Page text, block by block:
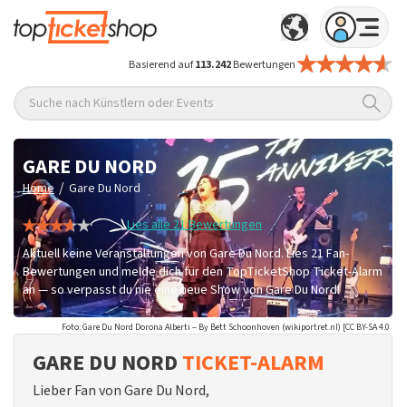
Basierend auf113.242Bewertungen
Suche nach Künstlern oder Events
GARE DU NORD
Home / Gare Du Nord
Lies alle 21 Bewertungen
Aktuell keine Veranstaltungen von Gare Du Nord. Lies 21 Fan-
Bewertungen und melde dich für den TopTicketShop Ticket-Alarm
an — so verpasst du nie eine neue Show von Gare Du Nord!
Foto: Gare Du Nord Dorona Alberti – By Bett Schoonhoven (wikiportret.nl) [CC BY-SA 4.0
GARE DU NORD TICKET-ALARM
Lieber Fan von Gare Du Nord,